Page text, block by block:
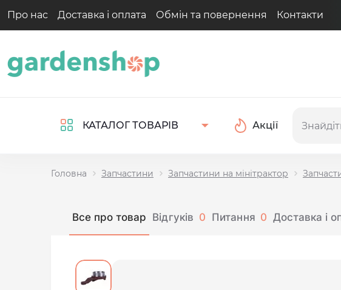
Про нас Доставка і оплата Обмін та повернення Контакти
КАТАЛОГ ТОВАРІВ Акції
Головна Запчастини Запчастини на мінітрактор
Все про товар Відгуків 0 Питання 0 Доставка і